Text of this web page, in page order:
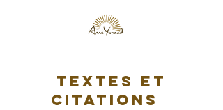
Textes et
citations